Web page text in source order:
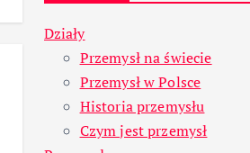
Działy
Przemysł na świecie
Przemysł w Polsce
Historia przemysłu
Czym jest przemysł